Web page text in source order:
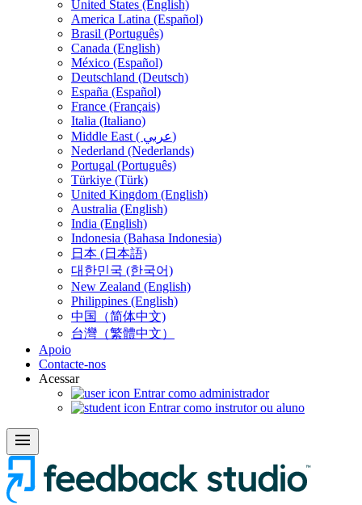
United States (English)
America Latina (Español)
Brasil (Português)
Canada (English)
México (Español)
Deutschland (Deutsch)
España (Español)
France (Français)
Italia (Italiano)
Middle East ( عربي)
Nederland (Nederlands)
Portugal (Português)
Türkiye (Türk)
United Kingdom (English)
Australia (English)
India (English)
Indonesia (Bahasa Indonesia)
日本 (日本語)
대한민국 (한국어)
New Zealand (English)
Philippines (English)
中国（简体中文)
台灣（繁體中文）
Apoio
Contacte-nos
Acessar
Entrar como administrador
Entrar como instrutor ou aluno
menu